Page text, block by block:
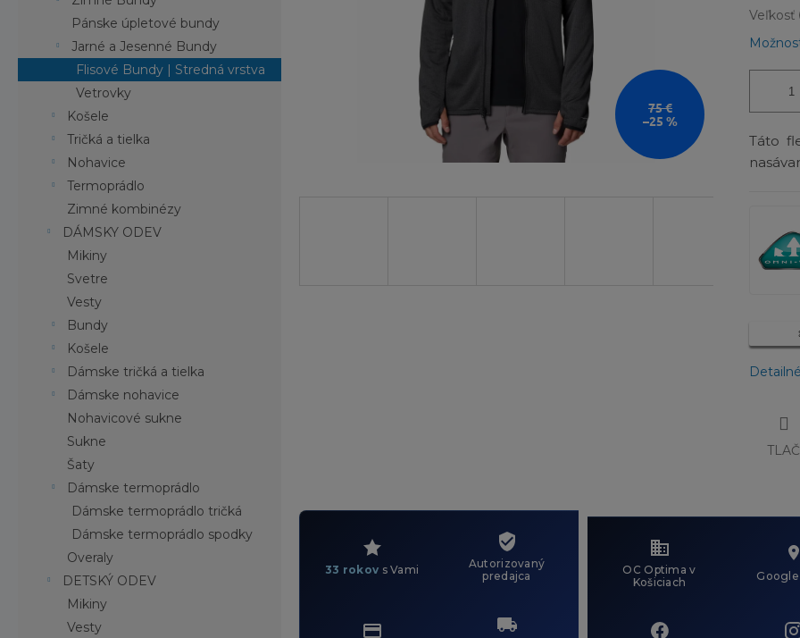
Pánske úpletové bundy
Jarné a Jesenné Bundy
Flisové Bundy | Stredná vrstva
Vetrovky
Košele
Tričká a tielka
Nohavice
Termoprádlo
Zimné kombinézy
DÁMSKY ODEV
Mikiny
Svetre
Vesty
Bundy
Košele
Dámske tričká a tielka
Dámske nohavice
Nohavicové sukne
Sukne
Šaty
Dámske termoprádlo
Dámske termoprádlo tričká
Dámske termoprádlo spodky
Overaly
DETSKÝ ODEV
Mikiny
Vesty
75 €
–25 %
Veľkosť
Táto
TLAČ
33 rokov s Vami
Autorizovaný
predajca
OC Optima v
Košiciach
Google